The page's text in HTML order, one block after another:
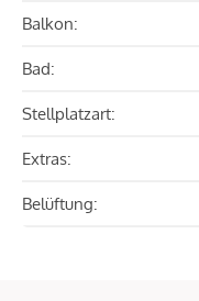
Balkon:
Bad:
Stellplatzart:
Extras:
Belüftung: